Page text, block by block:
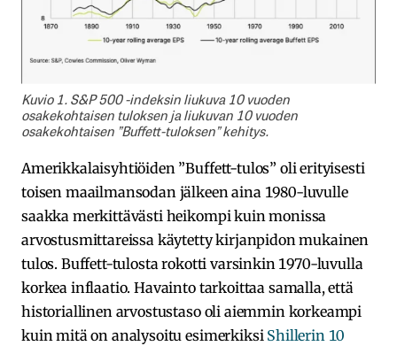
Kuvio 1. S&P 500 -indeksin liukuva 10 vuoden
osakekohtaisen tuloksen ja liukuvan 10 vuoden
osakekohtaisen ”Buffett-tuloksen” kehitys.
Amerikkalaisyhtiöiden ”Buffett-tulos” oli erityisesti
toisen maailmansodan jälkeen aina 1980-luvulle
saakka merkittävästi heikompi kuin monissa
arvostusmittareissa käytetty kirjanpidon mukainen
tulos. Buffett-tulosta rokotti varsinkin 1970-luvulla
korkea inflaatio. Havainto tarkoittaa samalla, että
historiallinen arvostustaso oli aiemmin korkeampi
kuin mitä on analysoitu esimerkiksi Shillerin 10